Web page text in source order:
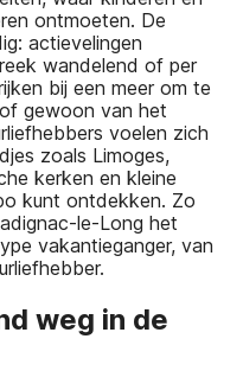
ontmoeten. De
actievelingen
wandelend of per
bij een meer om te
gewoon van het
voelen zich
zoals Limoges,
kerken en kleine
kunt ontdekken. Zo
le-Long het
vakantieganger, van
weg in de